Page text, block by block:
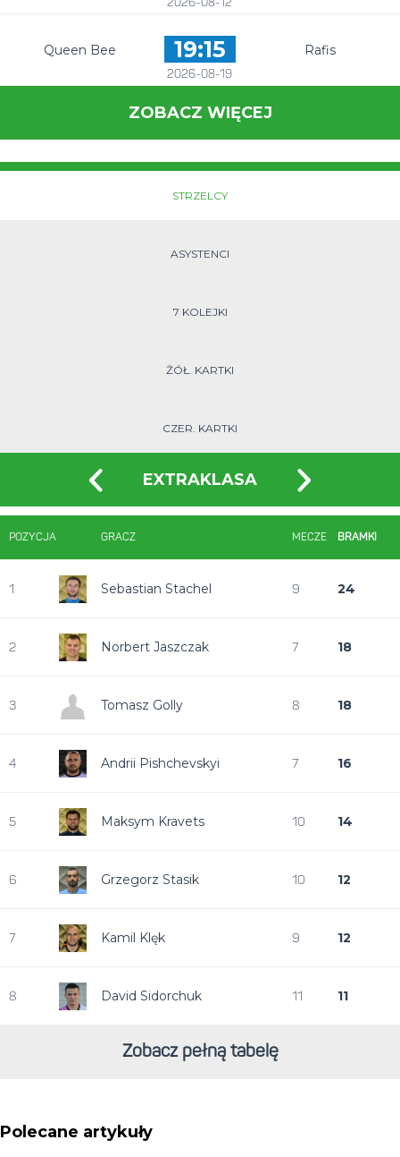
Queen Bee 19:15
2026-08-19
Rafis
ZOBACZ WIĘCEJ
STRZELCY
ASYSTENCI
7 KOLEJKI
ŻÓŁ. KARTKI
CZER. KARTKI
EXTRAKLASA
POZYCJA GRACZ MECZE BRAMKI
1 Sebastian Stachel 9 24
2 Norbert Jaszczak 7 18
3 Tomasz Golly 8 18
4 Andrii Pishchevskyi 7 16
5 Maksym Kravets 10 14
6 Grzegorz Stasik 10 12
7 Kamil Klęk 9 12
8 David Sidorchuk 11 11
Zobacz pełną tabelę
Polecane artykuły